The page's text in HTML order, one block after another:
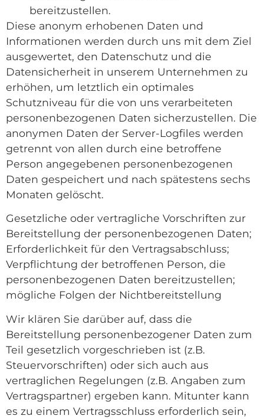
bereitzustellen.
Diese anonym erhobenen Daten und
Informationen werden durch uns mit dem Ziel
ausgewertet, den Datenschutz und die
Datensicherheit in unserem Unternehmen zu
erhöhen, um letztlich ein optimales
Schutzniveau für die von uns verarbeiteten
personenbezogenen Daten sicherzustellen. Die
anonymen Daten der Server-Logfiles werden
getrennt von allen durch eine betroffene
Person angegebenen personenbezogenen
Daten gespeichert und nach spätestens sechs
Monaten gelöscht.
Gesetzliche oder vertragliche Vorschriften zur
Bereitstellung der personenbezogenen Daten;
Erforderlichkeit für den Vertragsabschluss;
Verpflichtung der betroffenen Person, die
personenbezogenen Daten bereitzustellen;
mögliche Folgen der Nichtbereitstellung
Wir klären Sie darüber auf, dass die
Bereitstellung personenbezogener Daten zum
Teil gesetzlich vorgeschrieben ist (z.B.
Steuervorschriften) oder sich auch aus
vertraglichen Regelungen (z.B. Angaben zum
Vertragspartner) ergeben kann. Mitunter kann
es zu einem Vertragsschluss erforderlich sein,